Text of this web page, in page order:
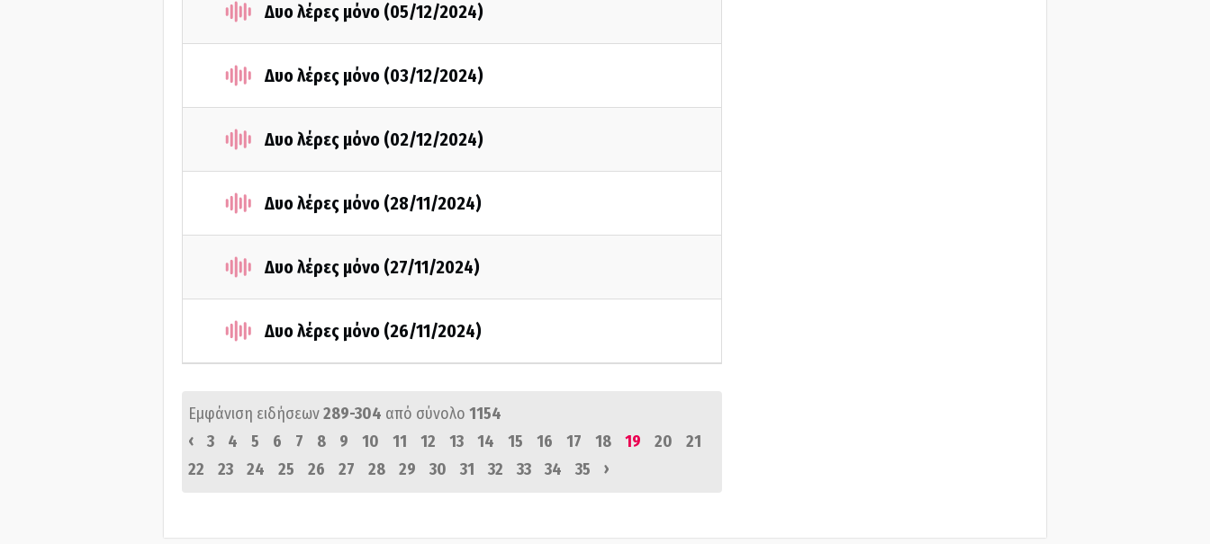
Δυο λέρες μόνο (05/12/2024)
Δυο λέρες μόνο (03/12/2024)
Δυο λέρες μόνο (02/12/2024)
Δυο λέρες μόνο (28/11/2024)
Δυο λέρες μόνο (27/11/2024)
Δυο λέρες μόνο (26/11/2024)
Εμφάνιση ειδήσεων289-304 από σύνολο 1154
‹
3 4 5 6 7 8 9 10 11 12 13 14 15 16 17 18 19 20
21
22
23 24 25 26 27 28 29 30 31 32 33 34 35 ›